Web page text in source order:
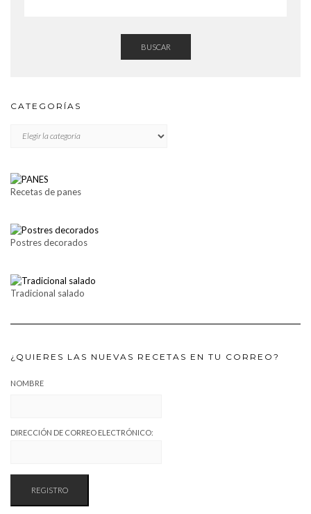
BUSCAR
CATEGORÍAS
Recetas de panes
Postres decorados
Tradicional salado
¿QUIERES LAS NUEVAS RECETAS EN TU CORREO?
NOMBRE
DIRECCIÓN DE CORREO ELECTRÓNICO: